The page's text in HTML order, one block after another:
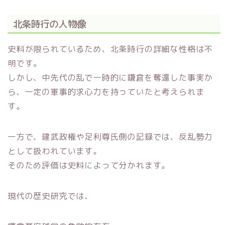
北条時行の人物像
史料が限られているため、北条時行の詳細な性格は不
明です。
しかし、中先代の乱で一時的に鎌倉を奪還した事実か
ら、一定の軍事的求心力を持っていたと考えられま
す。
一方で、建武政権や足利尊氏側の記録では、反乱勢力
として扱われています。
そのため評価は史料によって分かれます。
現代の歴史研究では、